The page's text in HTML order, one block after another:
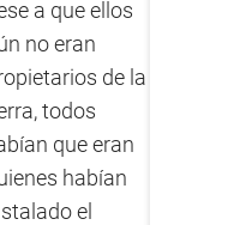
a que ellos
no eran
de la
todos
que eran
habían
el